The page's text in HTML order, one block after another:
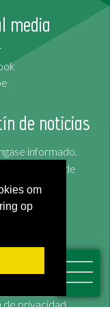
om
op
media
de noticias
informado.
al boletín de
generales
de privacidad